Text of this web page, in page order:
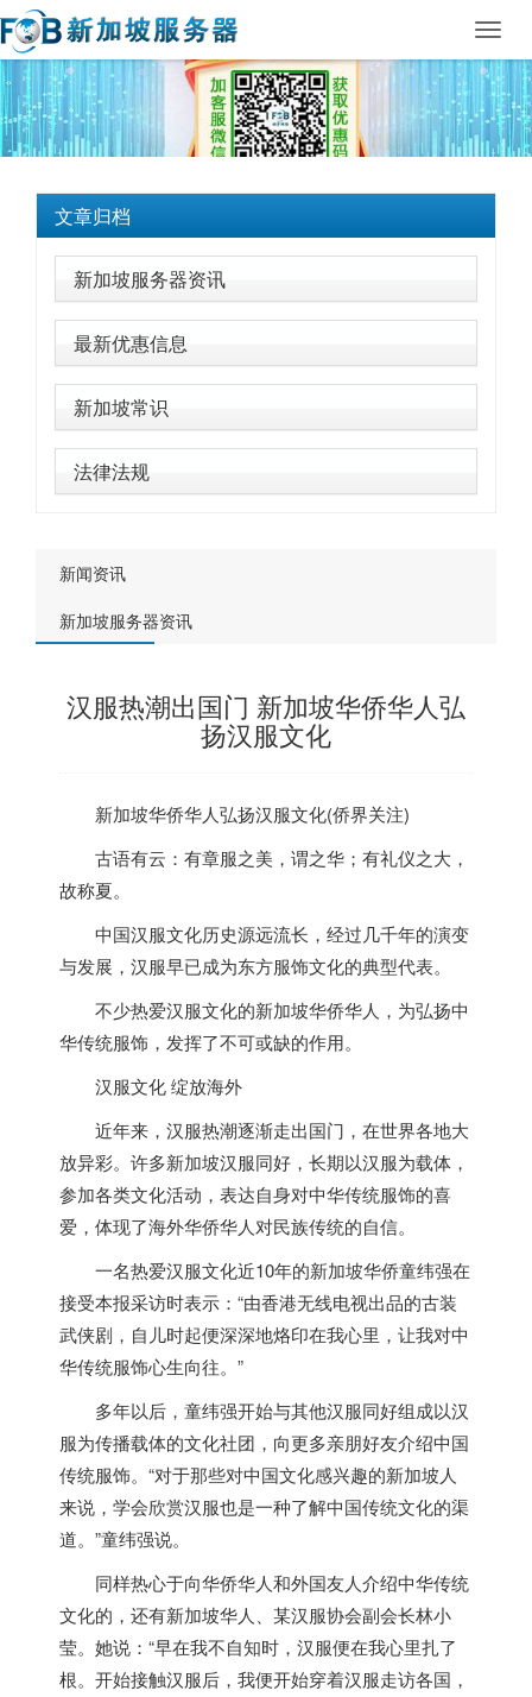
文章归档
新加坡服务器资讯
最新优惠信息
新加坡常识
法律法规
新闻资讯
新加坡服务器资讯
汉服热潮出国门 新加坡华侨华人弘
扬汉服文化
新加坡华侨华人弘扬汉服文化(侨界关注)
古语有云：有章服之美，谓之华；有礼仪之大，
故称夏。
中国汉服文化历史源远流长，经过几千年的演变
与发展，汉服早已成为东方服饰文化的典型代表。
不少热爱汉服文化的新加坡华侨华人，为弘扬中
华传统服饰，发挥了不可或缺的作用。
汉服文化 绽放海外
近年来，汉服热潮逐渐走出国门，在世界各地大
放异彩。许多新加坡汉服同好，长期以汉服为载体，
参加各类文化活动，表达自身对中华传统服饰的喜
爱，体现了海外华侨华人对民族传统的自信。
一名热爱汉服文化近10年的新加坡华侨童纬强在
接受本报采访时表示：“由香港无线电视出品的古装
武侠剧，自儿时起便深深地烙印在我心里，让我对中
华传统服饰心生向往。”
多年以后，童纬强开始与其他汉服同好组成以汉
服为传播载体的文化社团，向更多亲朋好友介绍中国
传统服饰。“对于那些对中国文化感兴趣的新加坡人
来说，学会欣赏汉服也是一种了解中国传统文化的渠
道。”童纬强说。
同样热心于向华侨华人和外国友人介绍中华传统
文化的，还有新加坡华人、某汉服协会副会长林小
莹。她说：“早在我不自知时，汉服便在我心里扎了
根。开始接触汉服后，我便开始穿着汉服走访各国，